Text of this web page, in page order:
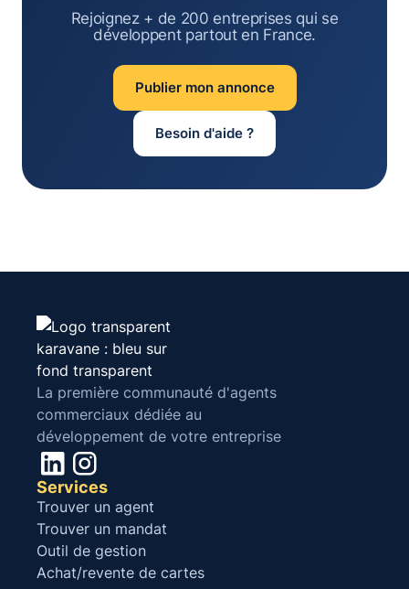
Rejoignez + de 200 entreprises qui se
développent partout en France.
Publier mon annonce
Besoin d'aide ?
La première communauté d'agents
commerciaux dédiée au
développement de votre entreprise
Services
Trouver un agent
Trouver un mandat
Outil de gestion
Achat/revente de cartes